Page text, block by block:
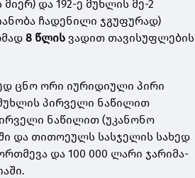
და 192-ე მუხლის მე-2
ჩადენილი ჯგუფურად)
8 წლის ვადით თავისუფლების
ცნო ორი იურიდიული პირი
პირველი ნაწილით
ნაწილით (უკანონო
და თითოეულს სასჯელის სახედ
და 100 000 ლარი ჯარიმა-